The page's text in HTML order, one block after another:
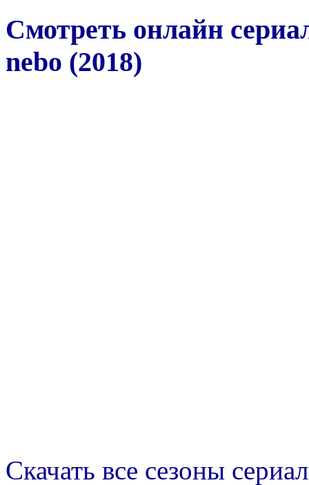
Смотреть онлайн
nebo (2018)
Скачать все сезоны